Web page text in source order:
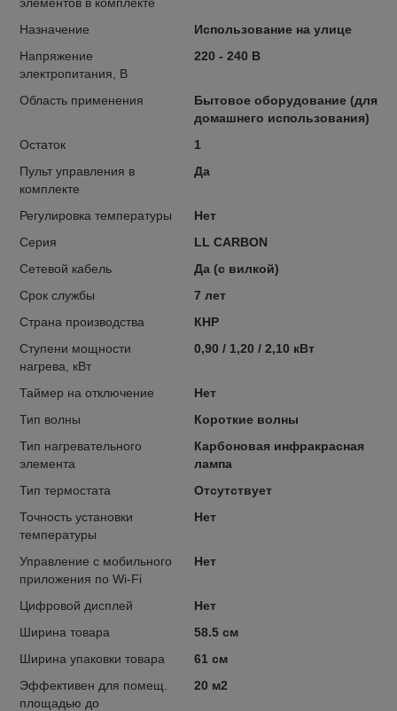
Назначение
Использование на улице
Напряжение
электропитания, В
220 - 240 В
Область применения
Бытовое оборудование (для
домашнего использования)
Остаток
1
Пульт управления в
комплекте
Да
Регулировка температуры
Нет
Серия
LL CARBON
Сетевой кабель
Да (с вилкой)
Срок службы
7 лет
Страна производства
КНР
Ступени мощности
нагрева, кВт
0,90 / 1,20 / 2,10 кВт
Таймер на отключение
Нет
Тип волны
Короткие волны
Тип нагревательного
элемента
Карбоновая инфракрасная
лампа
Тип термостата
Отсутствует
Точность установки
температуры
Нет
Управление c мобильного
приложения по Wi-Fi
Нет
Цифровой дисплей
Нет
Ширина товара
58.5 см
Ширина упаковки товара
61 см
Эффективен для помещ.
площадью до
20 м2